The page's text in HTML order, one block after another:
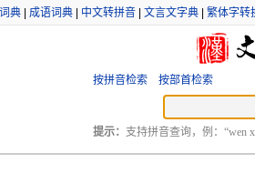
典 成语词典 中文转拼音 文言文字典 繁体字转
按拼音检索 按部首检索
提示： 支持拼音查询，例：“wen